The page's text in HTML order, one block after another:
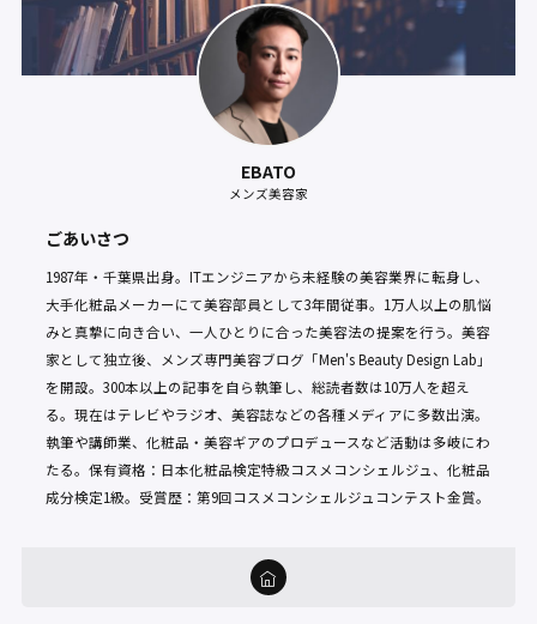
EBATO
メンズ美容家
ごあいさつ
1987年・千葉県出身。ITエンジニアから未経験の美容業界に転身し、
大手化粧品メーカーにて美容部員として3年間従事。1万人以上の肌悩
みと真摯に向き合い、一人ひとりに合った美容法の提案を行う。美容
家として独立後、メンズ専門美容ブログ「Men's Beauty Design Lab」
を開設。300本以上の記事を自ら執筆し、総読者数は10万人を超え
る。現在はテレビやラジオ、美容誌などの各種メディアに多数出演。
執筆や講師業、化粧品・美容ギアのプロデュースなど活動は多岐にわ
たる。保有資格：日本化粧品検定特級コスメコンシェルジュ、化粧品
成分検定1級。受賞歴：第9回コスメコンシェルジュコンテスト金賞。